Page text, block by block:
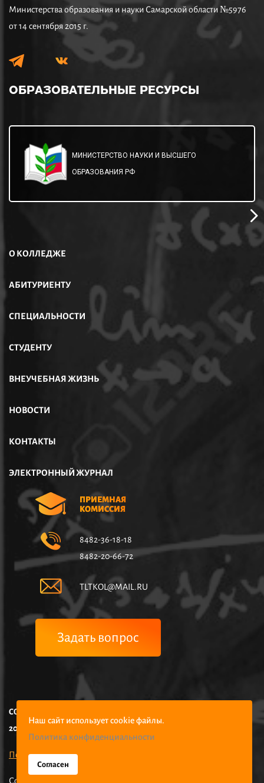
Министерства образования и науки Самарской области №5976
от 14 сентября 2015 г.
ОБРАЗОВАТЕЛЬНЫЕ РЕСУРСЫ
МИНИСТЕРСТВО НАУКИ И ВЫСШЕГО
ОБРАЗОВАНИЯ РФ
О КОЛЛЕДЖЕ
АБИТУРИЕНТУ
СПЕЦИАЛЬНОСТИ
СТУДЕНТУ
ВНЕУЧЕБНАЯ ЖИЗНЬ
НОВОСТИ
КОНТАКТЫ
ЭЛЕКТРОННЫЙ ЖУРНАЛ
ПРИЕМНАЯ
КОМИССИЯ
8482-36-18-18
8482-20-66-72
TLTKOL@MAIL.RU
Задать вопрос
COPYRIGHT © НЧУПО КОЛЛЕДЖ УПРАВЛЕНИЯ И ЭКОНОМИКИ,
2025
Политика конфиденциальности
Создание сайтов -
Наш сайт использует cookie файлы.
Политика конфиденциальности
Согласен